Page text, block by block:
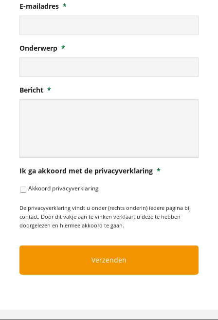
E-mailadres *
Onderwerp *
Bericht *
Ik ga akkoord met de privacyverklaring *
Akkoord privacyverklaring
De privacyverklaring vindt u onder (rechts onderin) iedere pagina bij
contact. Door dit vakje aan te vinken verklaart u deze te hebben
doorgelezen en hiermee akkoord te gaan.